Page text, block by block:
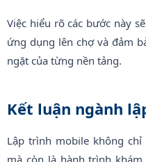
Việc hiểu rõ các bước này
ứng dụng lên chợ và đảm
ngặt của từng nền tảng.
Kết luận ngành
Lập trình mobile không